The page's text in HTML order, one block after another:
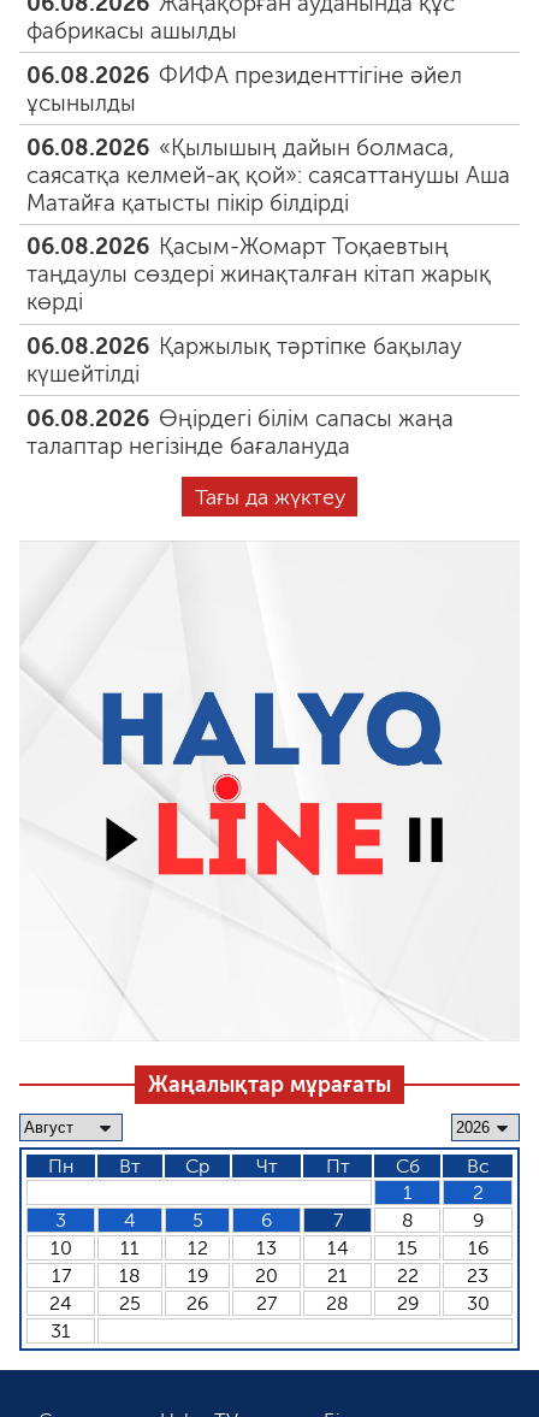
фабрикасы ашылды
06.08.2026 ФИФА президенттігіне әйел
ұсынылды
06.08.2026 «Қылышың дайын болмаса,
саясатқа келмей-ақ қой»: саясаттанушы Аша
Матайға қатысты пікір білдірді
06.08.2026 Қасым-Жомарт Тоқаевтың
таңдаулы сөздері жинақталған кітап жарық
көрді
06.08.2026 Қаржылық тәртіпке бақылау
күшейтілді
06.08.2026 Өңірдегі білім сапасы жаңа
талаптар негізінде бағалануда
Тағы да жүктеу
Жаңалықтар мұрағаты
Пн Вт Ср Чт Пт Сб
Вс
1
2
3
4 5 6 7 8
9
10
11 12 13 14 15
16
17
18 19 20 21 22
23
24
25 26 27 28 29
30
31